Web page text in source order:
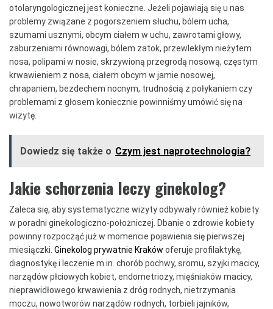
otolaryngologicznej jest konieczne. Jeżeli pojawiają się u nas
problemy związane z pogorszeniem słuchu, bólem ucha,
szumami usznymi, obcym ciałem w uchu, zawrotami głowy,
zaburzeniami równowagi, bólem zatok, przewlekłym nieżytem
nosa, polipami w nosie, skrzywioną przegrodą nosową, częstym
krwawieniem z nosa, ciałem obcym w jamie nosowej,
chrapaniem, bezdechem nocnym, trudnością z połykaniem czy
problemami z głosem koniecznie powinniśmy umówić się na
wizytę.
Dowiedz się także o Czym jest naprotechnologia?
Jakie schorzenia leczy ginekolog?
Zaleca się, aby systematyczne wizyty odbywały również kobiety
w poradni ginekologiczno-położniczej. Dbanie o zdrowie kobiety
powinny rozpocząć już w momencie pojawienia się pierwszej
miesiączki. Ginekolog prywatnie Kraków oferuje profilaktykę,
diagnostykę i leczenie m.in. chorób pochwy, sromu, szyjki macicy,
narządów płciowych kobiet, endometriozy, mięśniaków macicy,
nieprawidłowego krwawienia z dróg rodnych, nietrzymania
moczu, nowotworów narządów rodnych, torbieli jajników,